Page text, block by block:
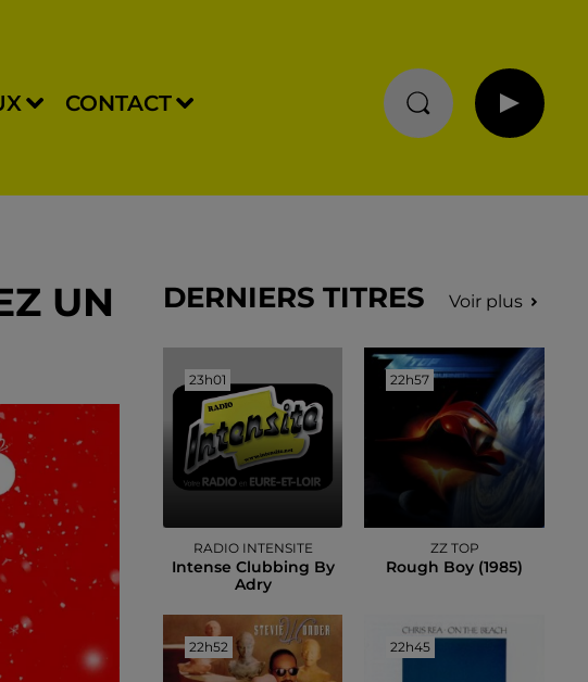
CONTACT
UN
DERNIERS TITRES Voir plus
23h01
23h01
RADIO INTENSITE
Intense Clubbing By
Adry
22h57
22h57
ZZ TOP
Rough Boy (1985)
22h52
22h52 22h45
22h45